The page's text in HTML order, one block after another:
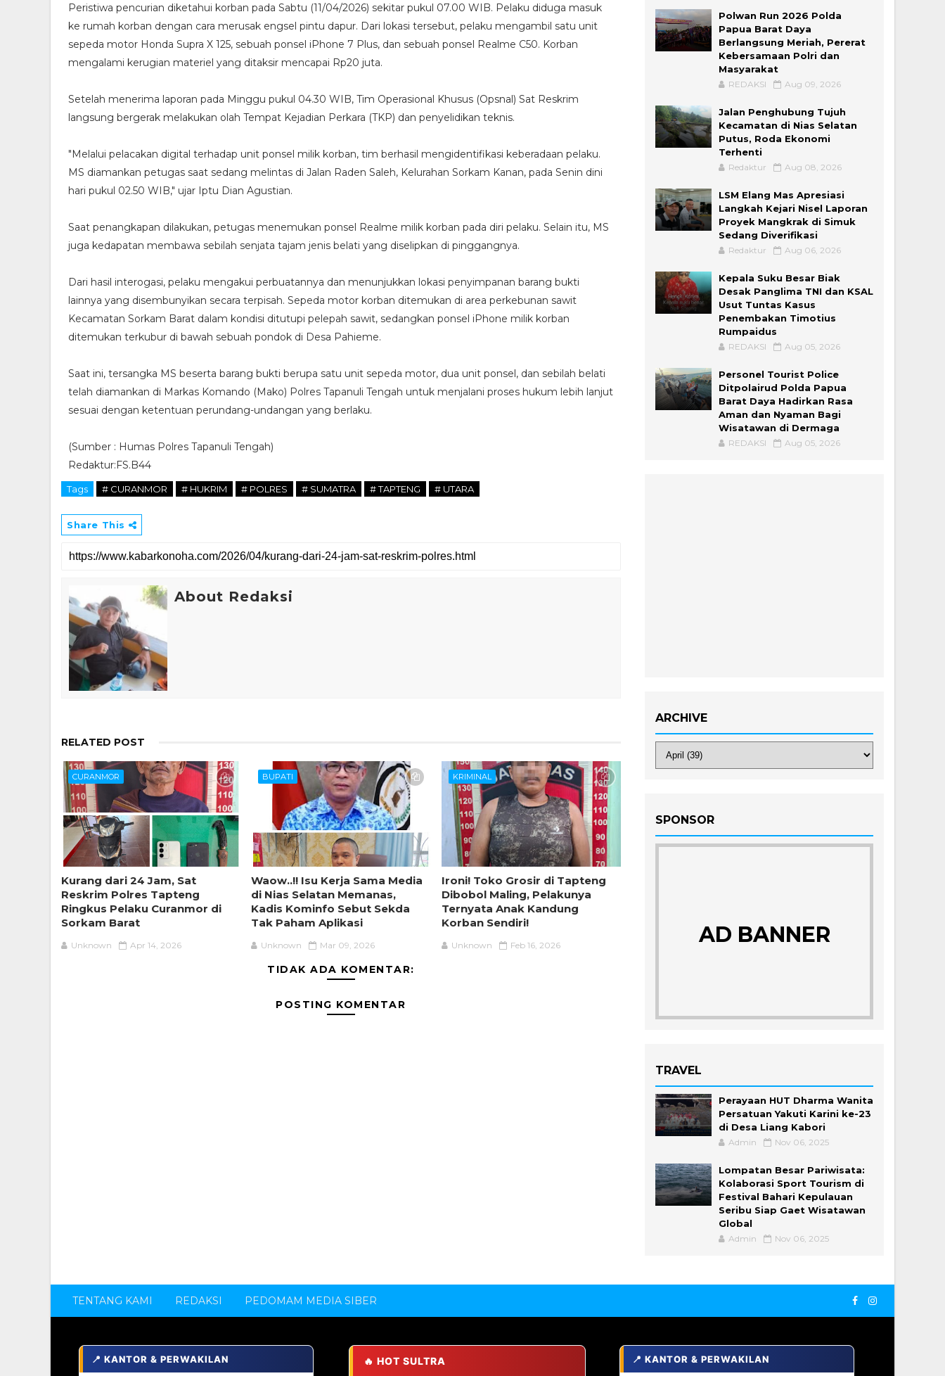
Peristiwa pencurian diketahui korban pada Sabtu (11/04/2026) sekitar pukul 07.00 WIB. Pelaku diduga masuk
ke rumah korban dengan cara merusak engsel pintu dapur. Dari lokasi tersebut, pelaku mengambil satu unit
sepeda motor Honda Supra X 125, sebuah ponsel iPhone 7 Plus, dan sebuah ponsel Realme C50. Korban
mengalami kerugian materiel yang ditaksir mencapai Rp20 juta.
Setelah menerima laporan pada Minggu pukul 04.30 WIB, Tim Operasional Khusus (Opsnal) Sat Reskrim
langsung bergerak melakukan olah Tempat Kejadian Perkara (TKP) dan penyelidikan teknis.
"Melalui pelacakan digital terhadap unit ponsel milik korban, tim berhasil mengidentifikasi keberadaan pelaku.
MS diamankan petugas saat sedang melintas di Jalan Raden Saleh, Kelurahan Sorkam Kanan, pada Senin dini
hari pukul 02.50 WIB," ujar Iptu Dian Agustian.
Saat penangkapan dilakukan, petugas menemukan ponsel Realme milik korban pada diri pelaku. Selain itu, MS
juga kedapatan membawa sebilah senjata tajam jenis belati yang diselipkan di pinggangnya.
Dari hasil interogasi, pelaku mengakui perbuatannya dan menunjukkan lokasi penyimpanan barang bukti
lainnya yang disembunyikan secara terpisah. Sepeda motor korban ditemukan di area perkebunan sawit
Kecamatan Sorkam Barat dalam kondisi ditutupi pelepah sawit, sedangkan ponsel iPhone milik korban
ditemukan terkubur di bawah sebuah pondok di Desa Pahieme.
Saat ini, tersangka MS beserta barang bukti berupa satu unit sepeda motor, dua unit ponsel, dan sebilah belati
telah diamankan di Markas Komando (Mako) Polres Tapanuli Tengah untuk menjalani proses hukum lebih lanjut
sesuai dengan ketentuan perundang-undangan yang berlaku.
(Sumber : Humas Polres Tapanuli Tengah)
Redaktur:FS.B44
Tags # CURANMOR # HUKRIM # POLRES # SUMATRA # TAPTENG # UTARA
Share This
About Redaksi
RELATED POST
CURANMOR
Kurang dari 24 Jam, Sat
Reskrim Polres Tapteng
Ringkus Pelaku Curanmor di
Sorkam Barat
Unknown Apr 14, 2026
BUPATI
Waow..!! Isu Kerja Sama Media
di Nias Selatan Memanas,
Kadis Kominfo Sebut Sekda
Tak Paham Aplikasi
Unknown Mar 09, 2026
KRIMINAL
Ironi! Toko Grosir di Tapteng
Dibobol Maling, Pelakunya
Ternyata Anak Kandung
Korban Sendiri!
Unknown Feb 16, 2026
TIDAK ADA KOMENTAR:
POSTING KOMENTAR
Polwan Run 2026 Polda
Papua Barat Daya
Berlangsung Meriah, Pererat
Kebersamaan Polri dan
Masyarakat
REDAKSI Aug 09, 2026
Jalan Penghubung Tujuh
Kecamatan di Nias Selatan
Putus, Roda Ekonomi
Terhenti
Redaktur Aug 08, 2026
LSM Elang Mas Apresiasi
Langkah Kejari Nisel Laporan
Proyek Mangkrak di Simuk
Sedang Diverifikasi
Redaktur Aug 06, 2026
Kepala Suku Besar Biak
Desak Panglima TNI dan KSAL
Usut Tuntas Kasus
Penembakan Timotius
Rumpaidus
REDAKSI Aug 05, 2026
Personel Tourist Police
Ditpolairud Polda Papua
Barat Daya Hadirkan Rasa
Aman dan Nyaman Bagi
Wisatawan di Dermaga
REDAKSI Aug 05, 2026
ARCHIVE
SPONSOR
AD BANNER
TRAVEL
Perayaan HUT Dharma Wanita
Persatuan Yakuti Karini ke-23
di Desa Liang Kabori
Admin Nov 06, 2025
Lompatan Besar Pariwisata:
Kolaborasi Sport Tourism di
Festival Bahari Kepulauan
Seribu Siap Gaet Wisatawan
Global
Admin Nov 06, 2025
TENTANG KAMI REDAKSI PEDOMAM MEDIA SIBER
📍 KANTOR & PERWAKILAN 🔥 HOT SULTRA 📍 KANTOR & PERWAKILAN